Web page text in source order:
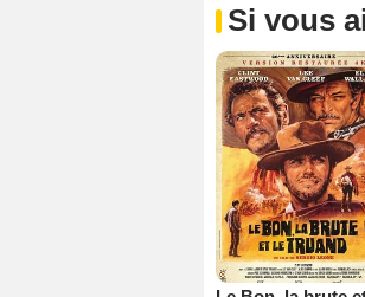
Si vous